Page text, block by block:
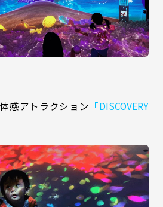
感アトラクション 「DISCOVERY